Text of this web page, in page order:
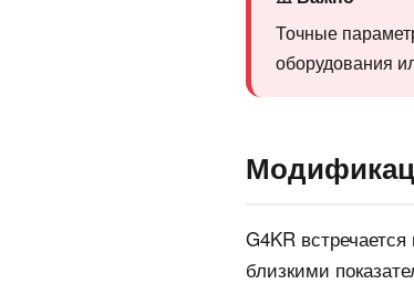
Точные
оборудования
G4KR
близкими